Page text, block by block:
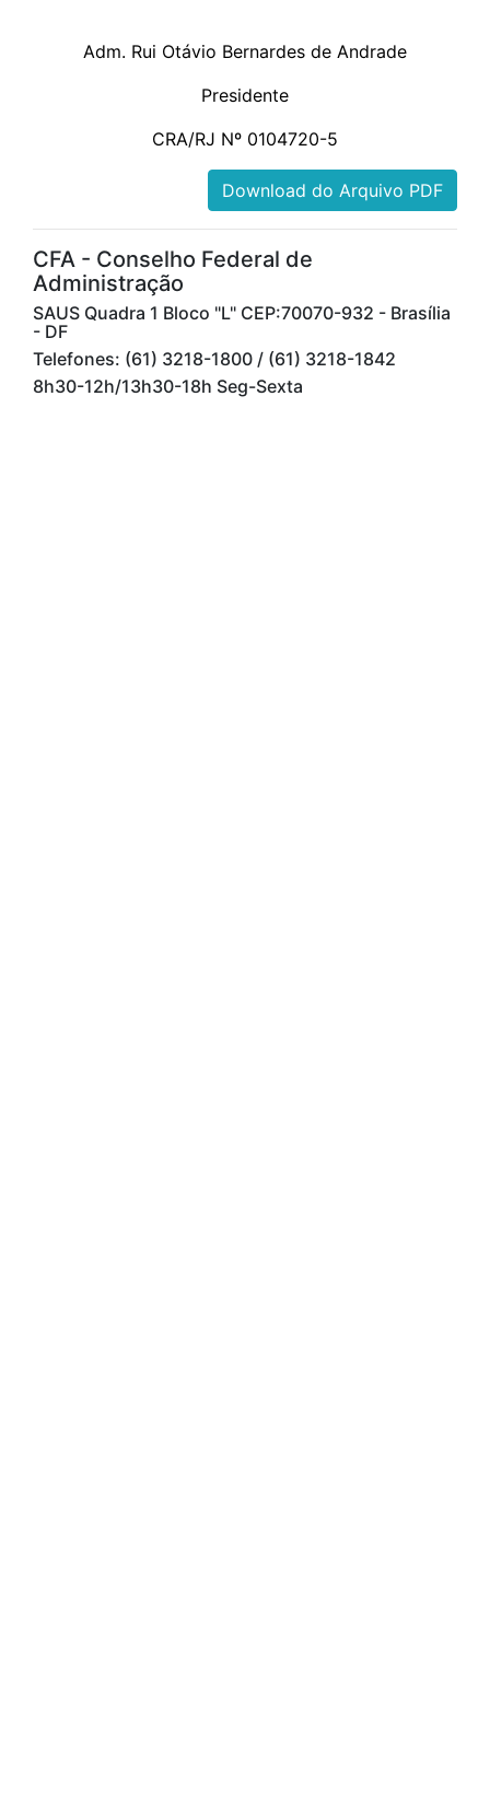
Adm. Rui Otávio Bernardes de Andrade
Presidente
CRA/RJ Nº 0104720-5
Download do Arquivo PDF
CFA - Conselho Federal de
Administração
SAUS Quadra 1 Bloco "L" CEP:70070-932 - Brasília
- DF
Telefones: (61) 3218-1800 / (61) 3218-1842
8h30-12h/13h30-18h Seg-Sexta